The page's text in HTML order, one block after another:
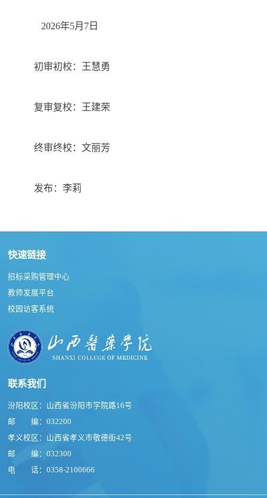
2026年5月 7 日
初审初校：王慧勇
复审复校：王建荣
终审终校：文丽芳
发布：李莉
快速链接
招标采购管理中心
教师发展平台
校园访客系统
联系我们
汾阳校区：山西省汾阳市学院路16号
邮 编：032200
孝义校区：山西省孝义市敬德街42号
邮 编：032300
电 话：0358-2100666